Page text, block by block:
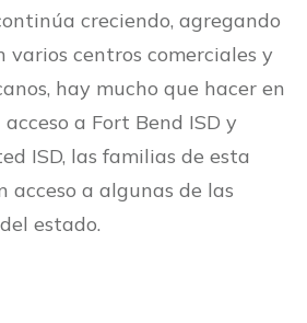
creciendo, agregando
varios centros comerciales y
hay mucho que hacer en
acceso a Fort Bend ISD y
ISD, las familias de esta
acceso a algunas de las
estado.